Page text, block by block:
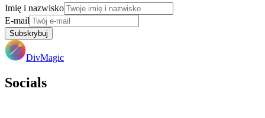
Imię i nazwisko
E-mail
Subskrybuj
DivMagic
Socials